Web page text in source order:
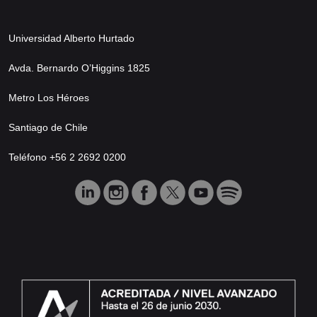
Universidad Alberto Hurtado
Avda. Bernardo O’Higgins 1825
Metro Los Héroes
Santiago de Chile
Teléfono +56 2 2692 0200